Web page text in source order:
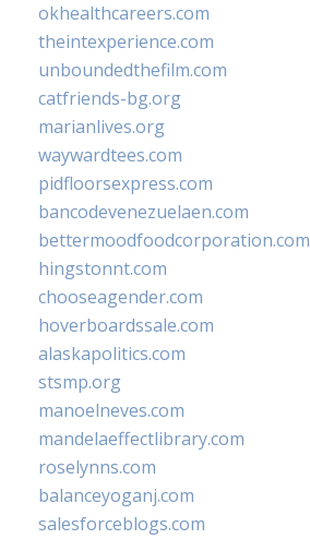
okhealthcareers.com
theintexperience.com
unboundedthefilm.com
catfriends-bg.org
marianlives.org
waywardtees.com
pidfloorsexpress.com
bancodevenezuelaen.com
bettermoodfoodcorporation.com
hingstonnt.com
chooseagender.com
hoverboardssale.com
alaskapolitics.com
stsmp.org
manoelneves.com
mandelaeffectlibrary.com
roselynns.com
balanceyoganj.com
salesforceblogs.com